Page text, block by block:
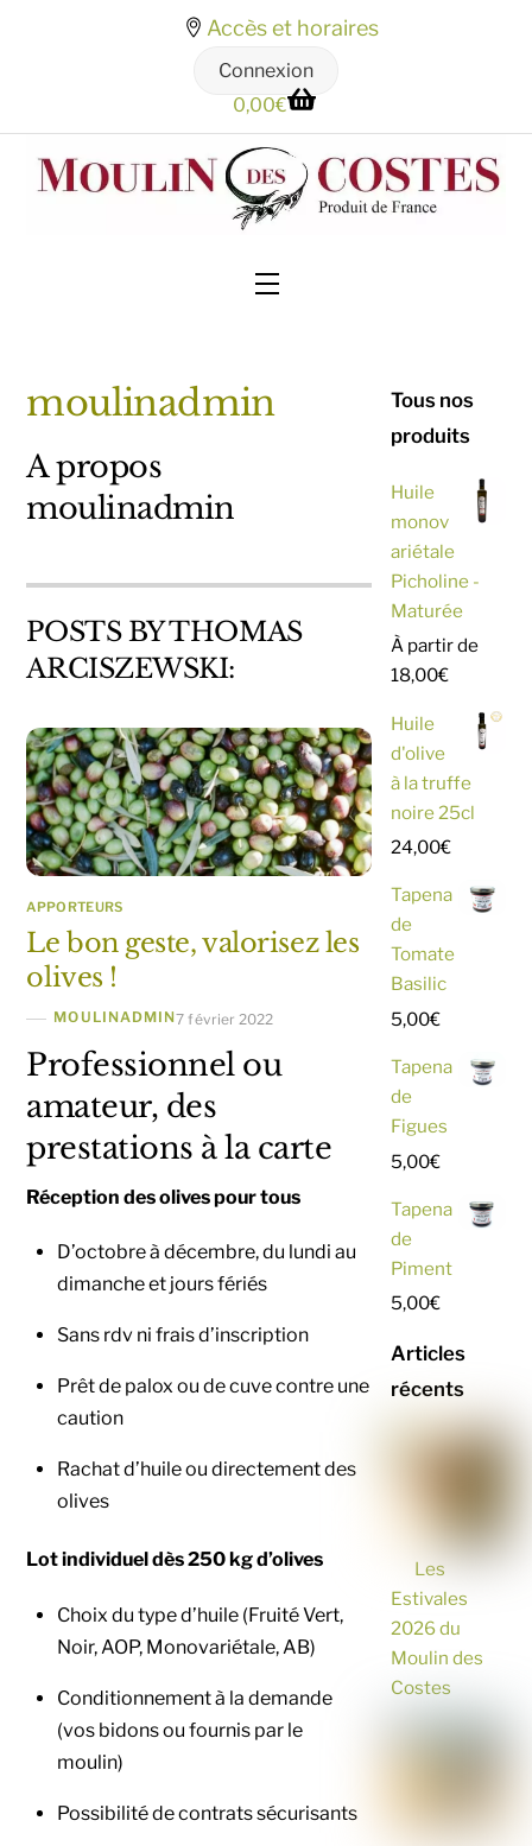
Accès et horaires
Connexion
0,00€
Menu
moulinadmin
A propos
moulinadmin
POSTS BY THOMAS
ARCISZEWSKI:
APPORTEURS
Le bon geste, valorisez les
olives !
MOULINADMIN7 février 2022
Professionnel ou
amateur, des
prestations à la carte
Réception des olives pour tous
D’octobre à décembre, du lundi au
dimanche et jours fériés
Sans rdv ni frais d’inscription
Prêt de palox ou de cuve contre une
caution
Rachat d’huile ou directement des
olives
Lot individuel dès 250 kg d’olives
Choix du type d’huile (Fruité Vert,
Noir, AOP, Monovariétale, AB)
Conditionnement à la demande
(vos bidons ou fournis par le
moulin)
Possibilité de contrats sécurisants
Tous nos
produits
Huile
monov
ariétale
Picholine -
Maturée
À partir de
18,00€
Huile
d'olive
à la truffe
noire 25cl
24,00€
Tapena
de
Tomate
Basilic
5,00€
Tapena
de
Figues
5,00€
Tapena
de
Piment
5,00€
Articles
récents
Les
Estivales
2026 du
Moulin des
Costes